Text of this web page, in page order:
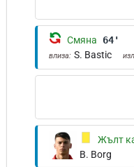
Смяна 64'
влиза: S. Bastic
Жълт
B. Borg